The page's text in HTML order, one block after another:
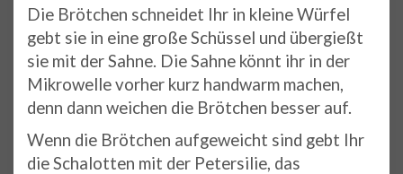
Die Brötchen schneidet Ihr in kleine Würfel
gebt sie in eine große Schüssel und übergießt
sie mit der Sahne. Die Sahne könnt ihr in der
Mikrowelle vorher kurz handwarm machen,
denn dann weichen die Brötchen besser auf.
Wenn die Brötchen aufgeweicht sind gebt Ihr
die Schalotten mit der Petersilie, das